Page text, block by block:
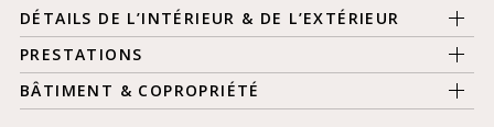
DÉTAILS DE L’INTÉRIEUR & DE L’EXTÉRIEUR
PRESTATIONS
BÂTIMENT & COPROPRIÉTÉ